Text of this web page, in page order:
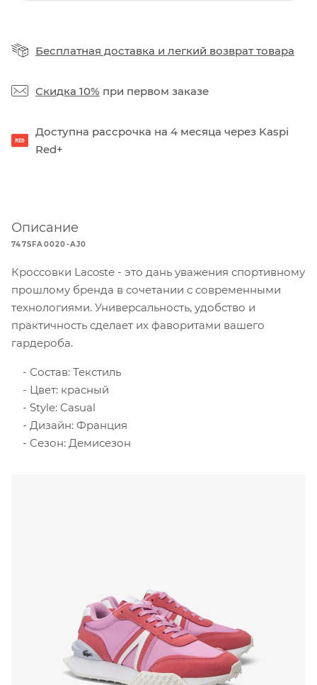
Бесплатная доставка и легкий возврат товара
Скидка 10% при первом заказе
Доступна рассрочка на 4 месяца через Kaspi
Red+
Описание
747SFA0020-AJ0
Кроссовки Lacoste - это дань уважения спортивному
прошлому бренда в сочетании с современными
технологиями. Универсальность, удобство и
практичность сделает их фаворитами вашего
гардероба.
Состав: Текстиль
Цвет: красный
Style: Casual
Дизайн: Франция
Сезон: Демисезон